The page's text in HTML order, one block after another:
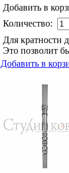
Добавить в
Количество:
Для кратности
Это позволит
Добавить в